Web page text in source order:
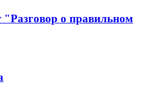
о правильном